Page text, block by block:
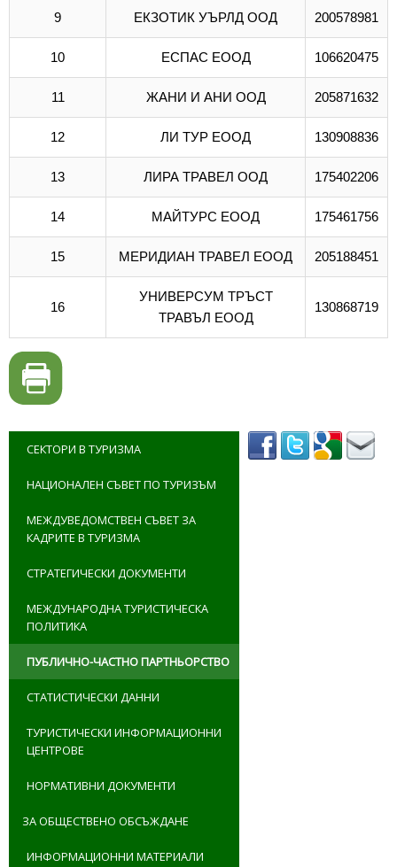
9 ЕКЗОТИК УЪРЛД ООД 200578981
10 ЕСПАС ЕООД 106620475
11 ЖАНИ И АНИ ООД 205871632
12 ЛИ ТУР ЕООД 130908836
13 ЛИРА ТРАВЕЛ ООД 175402206
14 МАЙТУРС ЕООД 175461756
15 МЕРИДИАН ТРАВЕЛ ЕООД 205188451
16
УНИВЕРСУМ ТРЪСТ
ТРАВЪЛ ЕООД
130868719
СЕКТОРИ В ТУРИЗМА
НАЦИОНАЛЕН СЪВЕТ ПО ТУРИЗЪМ
МЕЖДУВЕДОМСТВЕН СЪВЕТ ЗА
КАДРИТЕ В ТУРИЗМА
СТРАТЕГИЧЕСКИ ДОКУМЕНТИ
МЕЖДУНАРОДНА ТУРИСТИЧЕСКА
ПОЛИТИКА
ПУБЛИЧНО-ЧАСТНО ПАРТНЬОРСТВО
СТАТИСТИЧЕСКИ ДАННИ
ТУРИСТИЧЕСКИ ИНФОРМАЦИОННИ
ЦЕНТРОВЕ
НОРМАТИВНИ ДОКУМЕНТИ
ЗА ОБЩЕСТВЕНО ОБСЪЖДАНЕ
ИНФОРМАЦИОННИ МАТЕРИАЛИ